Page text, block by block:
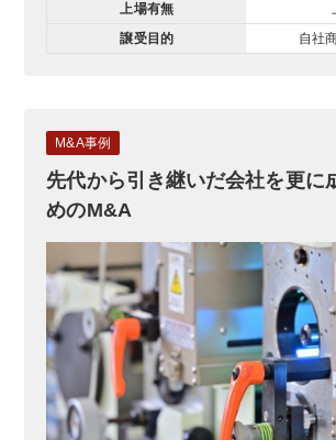
上場有無
譲受目的
自社
M&A事例
先代から引き継いだ会社を更に
めのM&A